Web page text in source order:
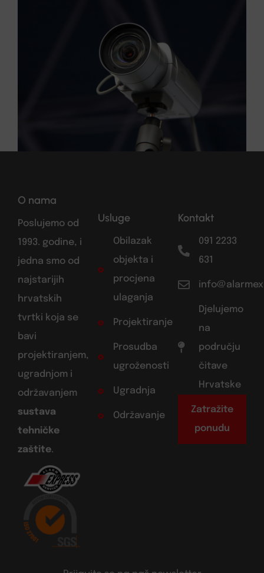
O nama
Poslujemo od
1993. godine, i
jedna smo od
najstarijih
hrvatskih
tvrtki koja se
bavi
projektiranjem,
ugradnjom i
održavanjem
sustava
tehničke
zaštite.
Usluge
Obilazak
objekta i
procjena
ulaganja
Projektiranje
Prosudba
ugroženosti
Ugradnja
Održavanje
Kontakt
091 2233
631
Djelujemo
na
području
čitave
Hrvatske
Zatražite
ponudu